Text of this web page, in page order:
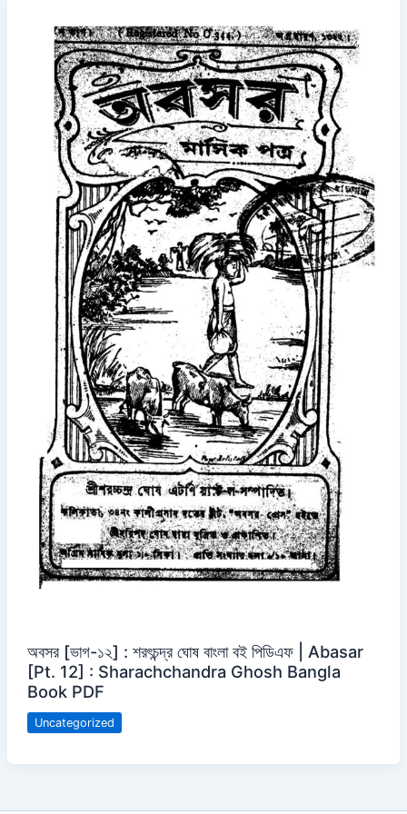
অবসর [ভাগ-১২] : শরৎচন্দ্র ঘোষ বাংলা বই পিডিএফ | Abasar
[Pt. 12] : Sharachchandra Ghosh Bangla
Book PDF
Uncategorized